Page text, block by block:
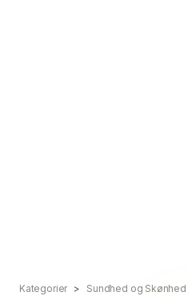
Kategorier Sundhed og Skønhed